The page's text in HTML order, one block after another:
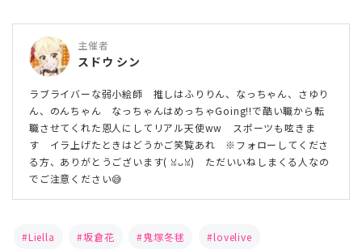
主催者
スドウ シン
ラブライバーな弱小絵師 推しはふりりん、なっちゃん、さゆり
ん、のんちゃん なっちゃんはめっちゃGoing!!で酷い職から転
職させてくれた恩人にしてリアル天使ww スポーツも呟きま
す イラ上げたときはどうかご笑覧あれ ※フォローしてくださ
る方、ありがとうございます( ꈍᴗꈍ) ただいいねしまくる人なの
でご注意ください😅
Liella 坂倉花 鬼塚冬毬 lovelive